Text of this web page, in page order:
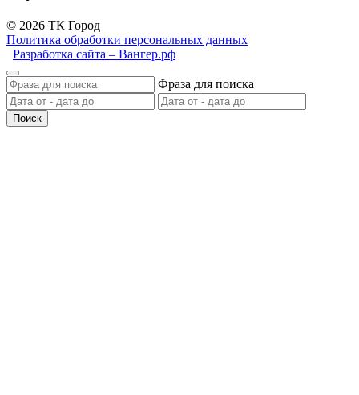
© 2026 ТК Город
Политика обработки персональных данных
Разработка сайта – Вангер.рф
Фраза для поиска
Поиск